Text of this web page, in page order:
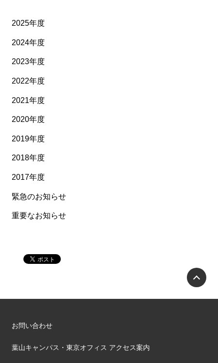
2025年度
2024年度
2023年度
2022年度
2021年度
2020年度
2019年度
2018年度
2017年度
緊急のお知らせ
重要なお知らせ
お問い合わせ
葉山キャンパス・東京オフィス アクセス案内